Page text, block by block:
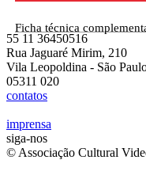
Ficha técnica
55 11 36450516
Rua Jaguaré Mirim, 210
Vila Leopoldina - São
05311 020
contatos
imprensa
siga-nos
© Associação Cultural